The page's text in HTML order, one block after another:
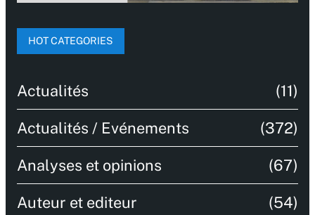
HOT CATEGORIES
Actualités (11)
Actualités / Evénements (372)
Analyses et opinions (67)
Auteur et editeur (54)